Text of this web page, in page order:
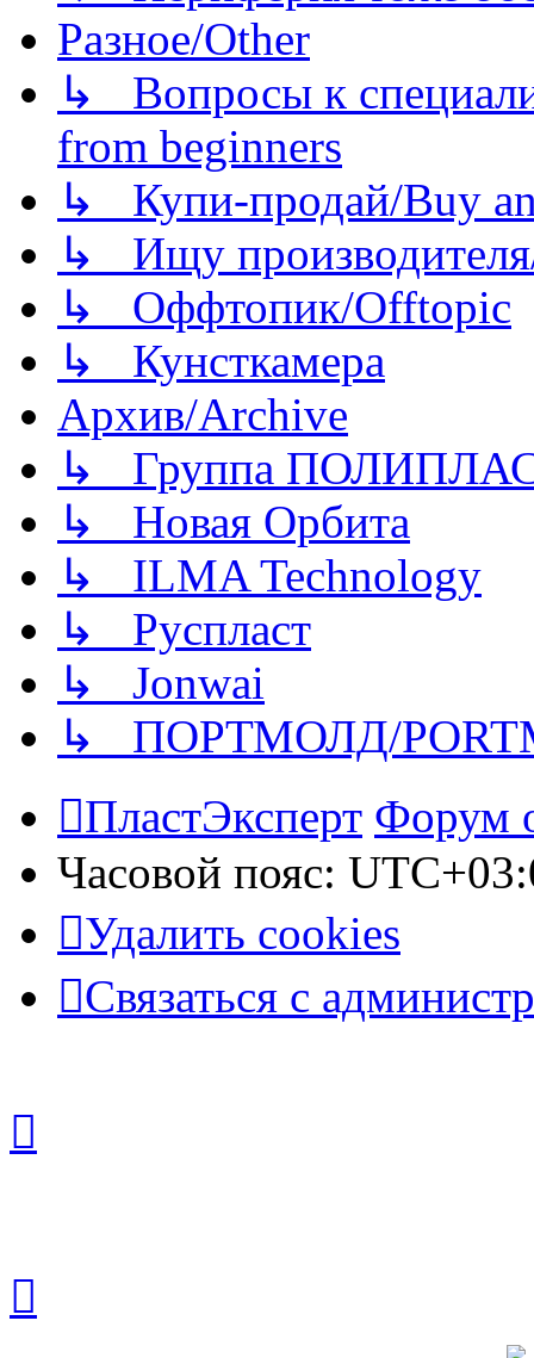
Разное/Other
↳ Вопросы к
from beginners
↳ Купи-продай/Buy
↳ Ищу
↳ Оффтопик/Offtopic
↳ Кунсткамера
Архив/Archive
↳ Группа
↳ Новая Орбита
↳ ILMA Technology
↳ Руспласт
↳ Jonwai
↳ ПОРТМОЛД/
ПластЭксперт Форум
Часовой пояс:
Удалить cookies
Связаться с